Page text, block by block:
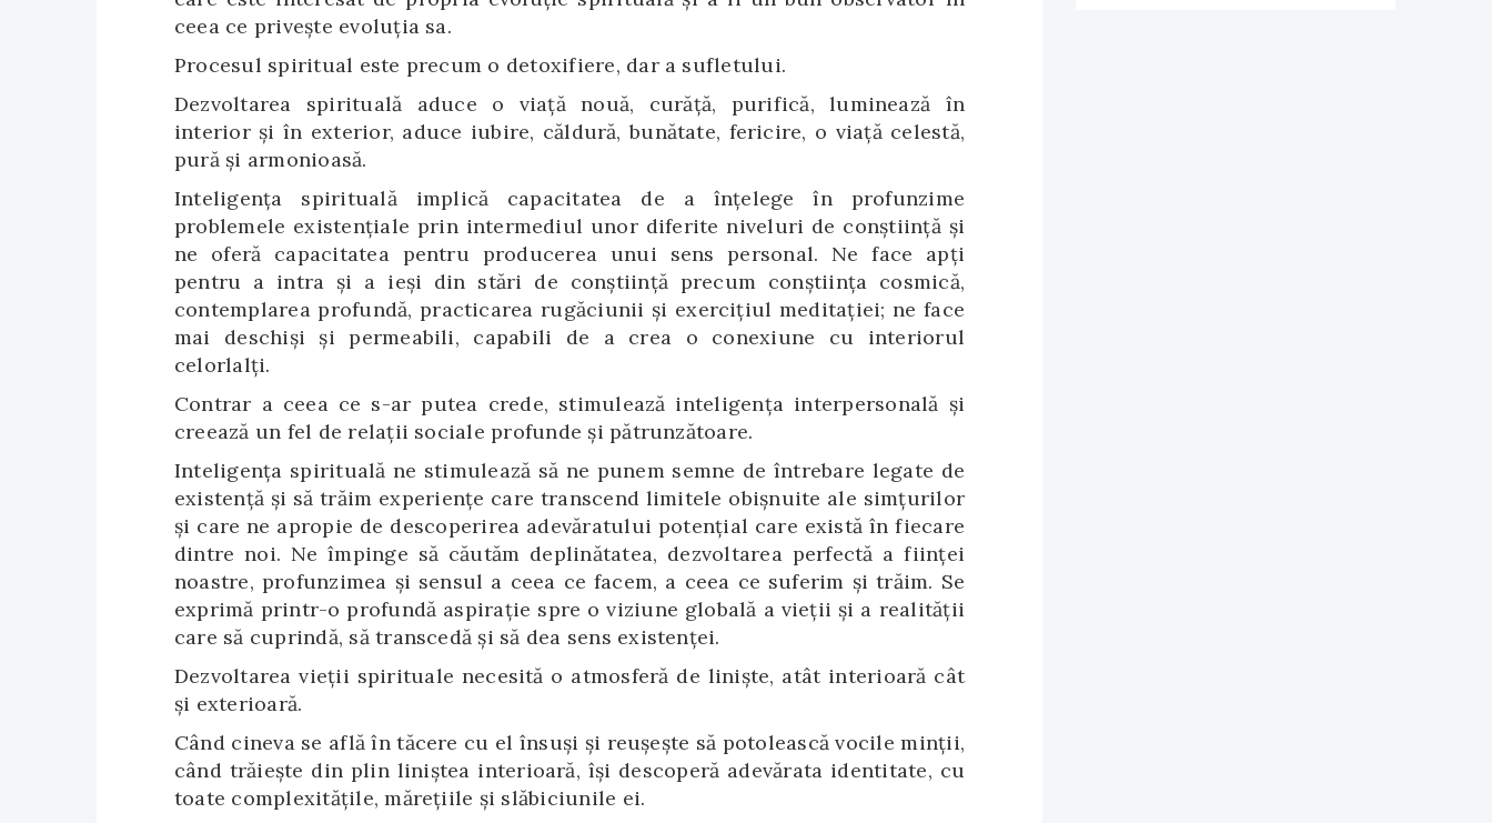
ceea ce privește evoluția sa.
Procesul spiritual este precum o detoxifiere, dar a sufletului.
Dezvoltarea spirituală aduce o viaţă nouă, curăţă, purifică, luminează în
interior şi în exterior, aduce iubire, căldură, bunătate, fericire, o viață celestă,
pură și armonioasă.
Inteligența spirituală implică capacitatea de a înțelege în profunzime
problemele existențiale prin intermediul unor diferite niveluri de conștiință și
ne oferă capacitatea pentru producerea unui sens personal. Ne face apți
pentru a intra și a ieși din stări de conștiință precum conștiința cosmică,
contemplarea profundă, practicarea rugăciunii și exercițiul meditației; ne face
mai deschiși și permeabili, capabili de a crea o conexiune cu interiorul
celorlalți.
Contrar a ceea ce s-ar putea crede, stimulează inteligența interpersonală și
creează un fel de relații sociale profunde și pătrunzătoare.
Inteligența spirituală ne stimulează să ne punem semne de întrebare legate de
existență și să trăim experiențe care transcend limitele obișnuite ale simțurilor
și care ne apropie de descoperirea adevăratului potențial care există în fiecare
dintre noi. Ne împinge să căutăm deplinătatea, dezvoltarea perfectă a ființei
noastre, profunzimea și sensul a ceea ce facem, a ceea ce suferim și trăim. Se
exprimă printr-o profundă aspirație spre o viziune globală a vieții și a realității
care să cuprindă, să transcedă și să dea sens existenței.
Dezvoltarea vieții spirituale necesită o atmosferă de liniște, atât interioară cât
și exterioară.
Când cineva se află în tăcere cu el însuși și reușește să potolească vocile minții,
când trăiește din plin liniștea interioară, își descoperă adevărata identitate, cu
toate complexitățile, mărețiile și slăbiciunile ei.